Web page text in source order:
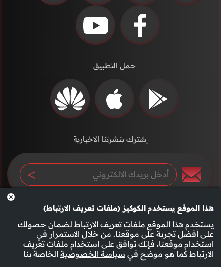
هذا الموقع يستخدم الكوكيز (ملفات تعريف الارتباط)
يستخدم هذا الموقع ملفات تعريف الارتباط لضمان حصولك
على أفضل تجربة على موقعنا. من خلال الاستمرار في
استخدام موقعنا، فإنك توافق على استخدام ملفات تعريف
الارتباط كما هو موضح في سياسة الخصوصية الخاصة بنا
حمل التطبيق
إشترك بنشرتنا الاخبارية
سياسة الخصوصية الأحكام والشروط